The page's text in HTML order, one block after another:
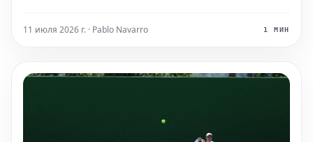
apareció: fue derrotado por Novak Djokovic en cinco sets
11 июля 2026 г. · Pablo Navarro 1 МИН